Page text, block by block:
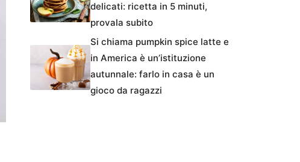
delicati: ricetta in 5 minuti,
provala subito
Si chiama pumpkin spice latte e
in America è un’istituzione
autunnale: farlo in casa è un
gioco da ragazzi